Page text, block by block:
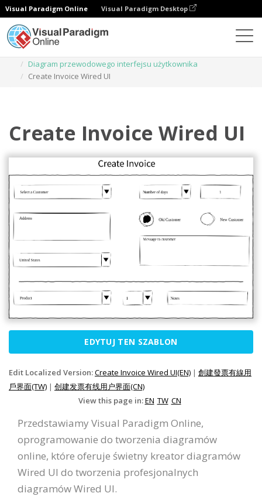
Visual Paradigm Online Visual Paradigm Desktop
Diagram przewodowego interfejsu użytkownika
Create Invoice Wired UI
Create Invoice Wired UI
EDYTUJ TEN SZABLON
Edit Localized Version:Create Invoice Wired UI(EN) | 創建發票有線用
戶界面(TW) | 创建发票有线用户界面(CN)
View this page in:EN TW CN
Przedstawiamy Visual Paradigm Online,
oprogramowanie do tworzenia diagramów
online, które oferuje świetny kreator diagramów
Wired UI do tworzenia profesjonalnych
diagramów Wired UI.